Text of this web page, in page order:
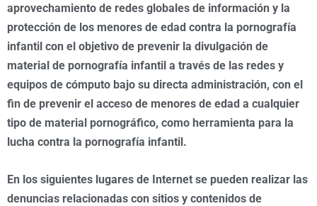
aprovechamiento de redes globales de información y la
protección de los menores de edad contra la pornografía
infantil con el objetivo de prevenir la divulgación de
material de pornografía infantil a través de las redes y
equipos de cómputo bajo su directa administración, con el
fin de prevenir el acceso de menores de edad a cualquier
tipo de material pornográfico, como herramienta para la
lucha contra la pornografía infantil.
En los siguientes lugares de Internet se pueden realizar las
denuncias relacionadas con sitios y contenidos de